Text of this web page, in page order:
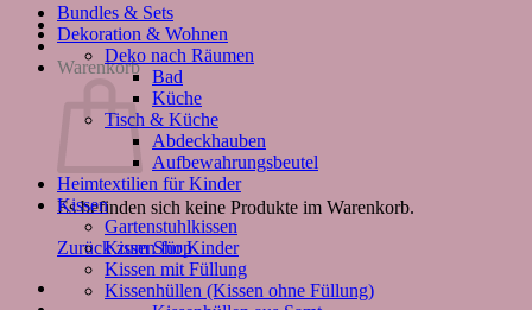
Warenkorb
Es befinden sich keine Produkte im Warenkorb.
Zurück zum Shop
Bundles & Sets
Dekoration & Wohnen
Deko nach Räumen
Bad
Küche
Tisch & Küche
Abdeckhauben
Aufbewahrungsbeutel
Heimtextilien für Kinder
Kissen
Gartenstuhlkissen
Kissen für Kinder
Kissen mit Füllung
Kissenhüllen (Kissen ohne Füllung)